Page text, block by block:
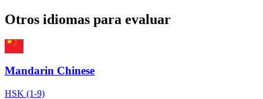
Otros idiomas para evaluar
Mandarin Chinese
HSK (1-9)